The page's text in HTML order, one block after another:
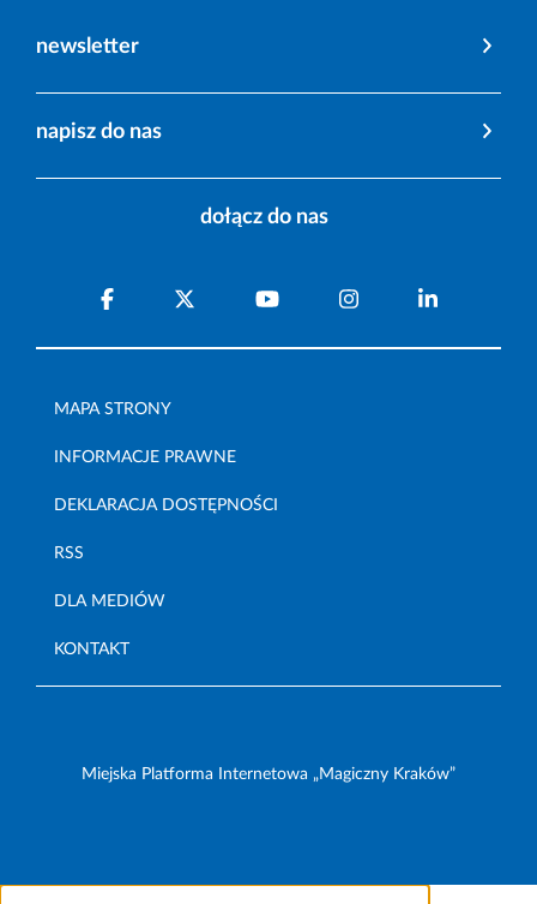
newsletter
napisz do nas
dołącz do nas
MAPA STRONY
INFORMACJE PRAWNE
DEKLARACJA DOSTĘPNOŚCI
RSS
DLA MEDIÓW
KONTAKT
Miejska Platforma Internetowa „Magiczny Kraków”